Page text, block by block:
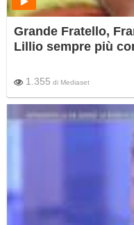
Grande Fratello,
Lillio sempre più
1.355 di Mediaset